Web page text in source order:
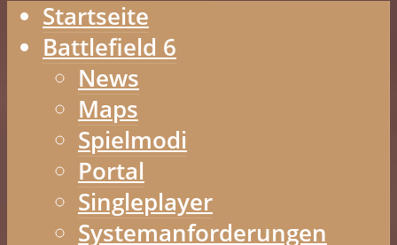
Startseite
Battlefield 6
News
Maps
Spielmodi
Portal
Singleplayer
Systemanforderungen